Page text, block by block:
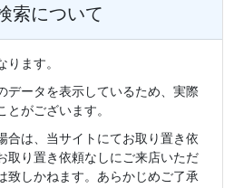
索について
ます。
データを表示しているため、実際
がございます。
合は、当サイトにてお取り置き依
取り置き依頼なしにご来店いただ
致しかねます。あらかじめご了承